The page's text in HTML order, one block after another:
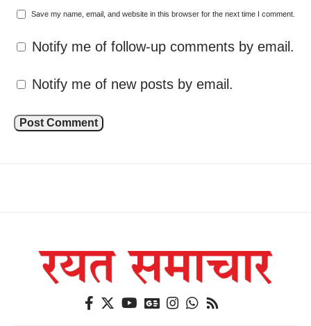
Save my name, email, and website in this browser for the next time I comment.
Notify me of follow-up comments by email.
Notify me of new posts by email.